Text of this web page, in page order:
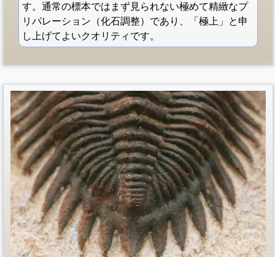
す。通常の標本ではまず見られない極めて精緻なプ
リパレーション（化石調整）であり、「極上」と申
し上げてよいクオリティです。